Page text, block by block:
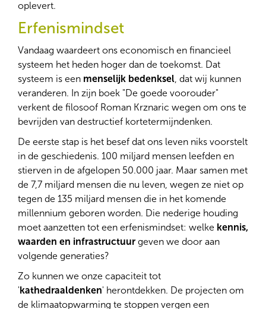
oplevert.
Erfenismindset
Vandaag waardeert ons economisch en financieel
systeem het heden hoger dan de toekomst. Dat
systeem is een menselijk bedenksel , dat wij kunnen
veranderen. In zijn boek "De goede voorouder"
verkent de filosoof Roman Krznaric wegen om ons te
bevrijden van destructief kortetermijndenken.
De eerste stap is het besef dat ons leven niks voorstelt
in de geschiedenis. 100 miljard mensen leefden en
stierven in de afgelopen 50.000 jaar. Maar samen met
de 7,7 miljard mensen die nu leven, wegen ze niet op
tegen de 135 miljard mensen die in het komende
millennium geboren worden. Die nederige houding
moet aanzetten tot een erfenismindset: welke kennis,
waarden en infrastructuur geven we door aan
volgende generaties?
Zo kunnen we onze capaciteit tot
' kathedraaldenken' herontdekken. De projecten om
de klimaatopwarming te stoppen vergen een